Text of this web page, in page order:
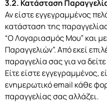
3.2. Κατάσταση
Αν είστε εγγεγραμμένος
κατάσταση της
“Ο Λογαριασμός Μου” και
Παραγγελιών”. Από εκεί
παραγγελία σας για να
Είτε είστε εγγεγραμμένος,
ενημερωτικό email κάθε
παραγγελίας σας αλλάζει.